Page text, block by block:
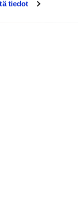
tiedot